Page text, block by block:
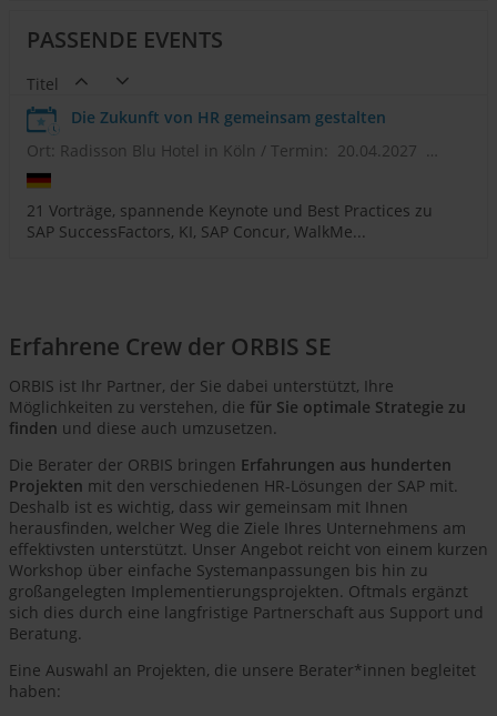
PASSENDE EVENTS
Titel
Die Zukunft von HR gemeinsam gestalten
Ort: Radisson Blu Hotel in Köln / Termin: 20.04.2027 - 21.04.2027
21 Vorträge, spannende Keynote und Best Practices zu
SAP SuccessFactors, KI, SAP Concur, WalkMe...
Erfahrene Crew der ORBIS SE
ORBIS ist Ihr Partner, der Sie dabei unterstützt, Ihre
Möglichkeiten zu verstehen, die für Sie optimale Strategie zu
finden und diese auch umzusetzen.
Die Berater der ORBIS bringen Erfahrungen aus hunderten
Projekten mit den verschiedenen HR-Lösungen der SAP mit.
Deshalb ist es wichtig, dass wir gemeinsam mit Ihnen
herausfinden, welcher Weg die Ziele Ihres Unternehmens am
effektivsten unterstützt. Unser Angebot reicht von einem kurzen
Workshop über einfache Systemanpassungen bis hin zu
großangelegten Implementierungsprojekten. Oftmals ergänzt
sich dies durch eine langfristige Partnerschaft aus Support und
Beratung.
Eine Auswahl an Projekten, die unsere Berater*innen begleitet
haben: